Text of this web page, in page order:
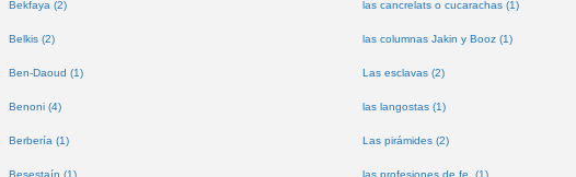
Bekfaya (2)
Belkis (2)
Ben-Daoud (1)
Benoni (4)
Berbería (1)
Besestaín (1)
las cancrelats o cucarachas (1)
las columnas Jakin y Booz (1)
Las esclavas (2)
las langostas (1)
Las pirámides (2)
las profesiones de fe. (1)